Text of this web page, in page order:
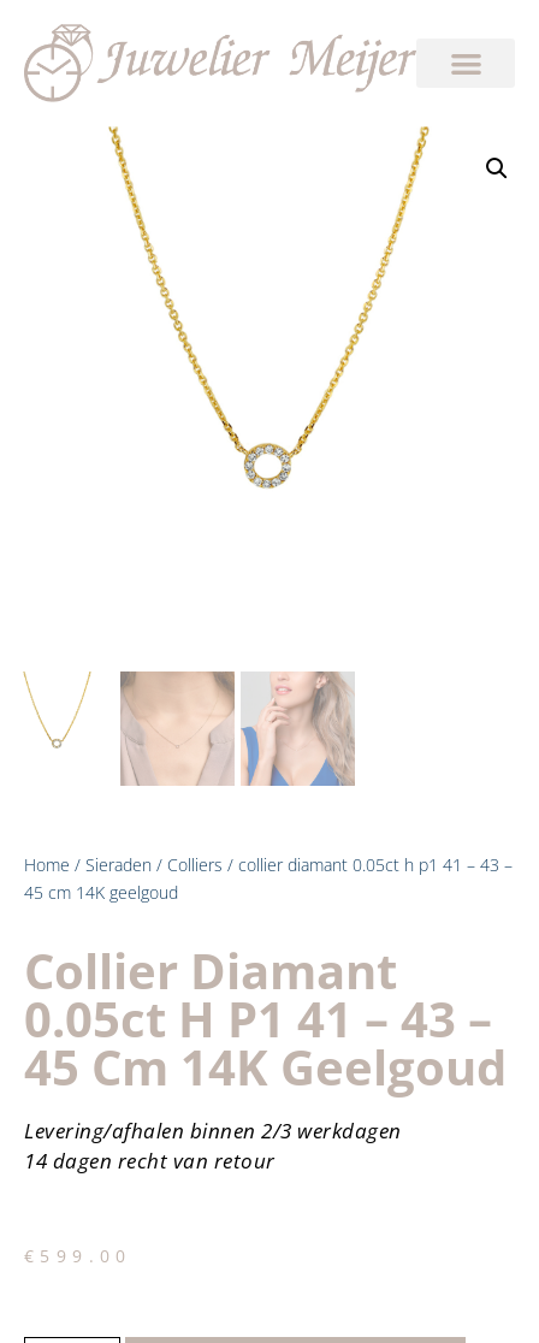
Home / Sieraden / Colliers / collier diamant 0.05ct h p1 41 – 43 –
45 cm 14K geelgoud
Collier Diamant
0.05ct H P1 41 – 43 –
45 Cm 14K Geelgoud
Levering/afhalen binnen 2/3 werkdagen
14 dagen recht van retour
€ 599.00